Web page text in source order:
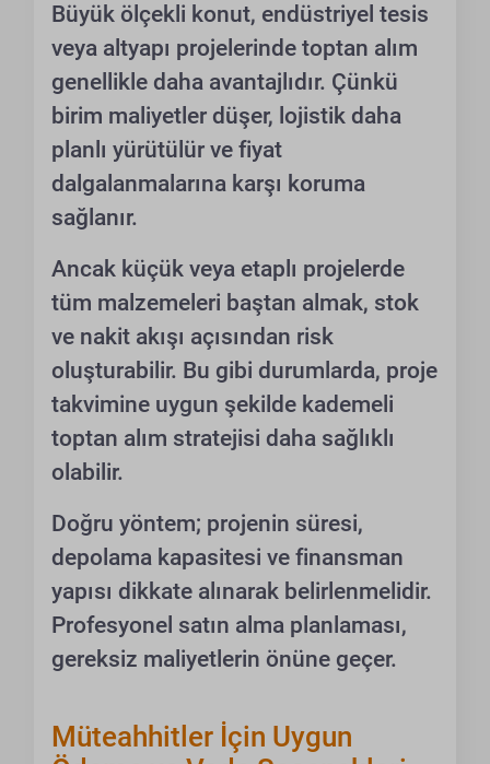
Büyük ölçekli konut, endüstriyel tesis
veya altyapı projelerinde toptan alım
genellikle daha avantajlıdır. Çünkü
birim maliyetler düşer, lojistik daha
planlı yürütülür ve fiyat
dalgalanmalarına karşı koruma
sağlanır.
Ancak küçük veya etaplı projelerde
tüm malzemeleri baştan almak, stok
ve nakit akışı açısından risk
oluşturabilir. Bu gibi durumlarda, proje
takvimine uygun şekilde kademeli
toptan alım stratejisi daha sağlıklı
olabilir.
Doğru yöntem; projenin süresi,
depolama kapasitesi ve finansman
yapısı dikkate alınarak belirlenmelidir.
Profesyonel satın alma planlaması,
gereksiz maliyetlerin önüne geçer.
Müteahhitler İçin Uygun